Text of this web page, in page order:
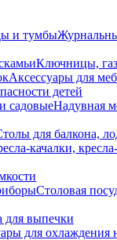
и тумбы
Ключницы,
Аксессуары для
детей
садовыеНадувная
для балкона,
качалки,
Столовая
для выпечки
для охлаждения